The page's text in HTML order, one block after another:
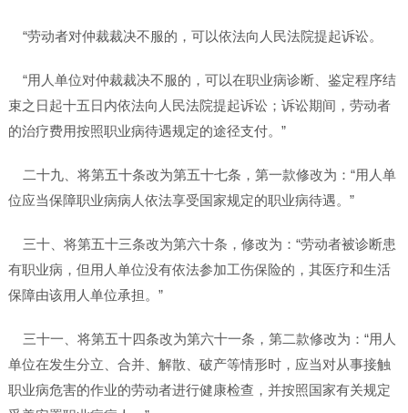
“劳动者对仲裁裁决不服的，可以依法向人民法院提起诉讼。
“用人单位对仲裁裁决不服的，可以在职业病诊断、鉴定程序结
束之日起十五日内依法向人民法院提起诉讼；诉讼期间，劳动者
的治疗费用按照职业病待遇规定的途径支付。”
二十九、将第五十条改为第五十七条，第一款修改为：“用人单
位应当保障职业病病人依法享受国家规定的职业病待遇。”
三十、将第五十三条改为第六十条，修改为：“劳动者被诊断患
有职业病，但用人单位没有依法参加工伤保险的，其医疗和生活
保障由该用人单位承担。”
三十一、将第五十四条改为第六十一条，第二款修改为：“用人
单位在发生分立、合并、解散、破产等情形时，应当对从事接触
职业病危害的作业的劳动者进行健康检查，并按照国家有关规定